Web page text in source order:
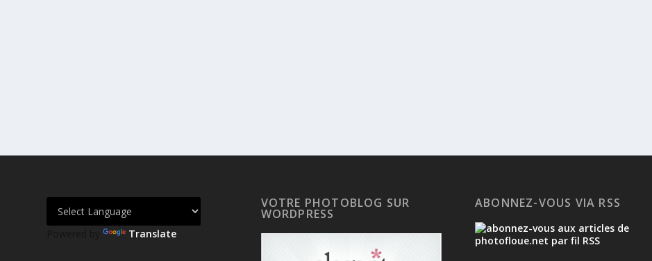
Powered by Translate
VOTRE PHOTOBLOG SUR
WORDPRESS
ABONNEZ-VOUS VIA RSS